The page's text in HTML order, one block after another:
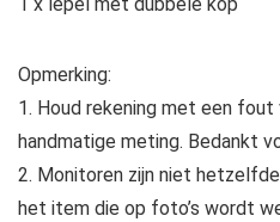
Opmerking:
1. Houd rekening met een
handmatige meting. Bedankt
2. Monitoren zijn niet
het item die op foto’s wordt